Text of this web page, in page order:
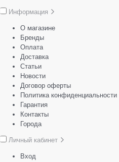
Информация
О магазине
Бренды
Оплата
Доставка
Статьи
Новости
Договор оферты
Политика конфиденциальности
Гарантия
Контакты
Города
Личный кабинет
Вход